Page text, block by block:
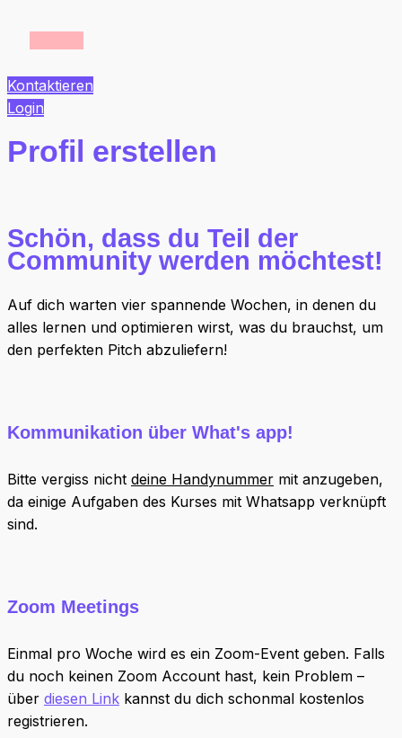
Kontaktieren
Login
Profil erstellen
Schön, dass du Teil der
Community werden möchtest!
Auf dich warten vier spannende Wochen, in denen du
alles lernen und optimieren wirst, was du brauchst, um
den perfekten Pitch abzuliefern!
Kommunikation über What's app!
Bitte vergiss nicht deine Handynummer mit anzugeben,
da einige Aufgaben des Kurses mit Whatsapp verknüpft
sind.
Zoom Meetings
Einmal pro Woche wird es ein Zoom-Event geben. Falls
du noch keinen Zoom Account hast, kein Problem –
über diesen Link kannst du dich schonmal kostenlos
registrieren.